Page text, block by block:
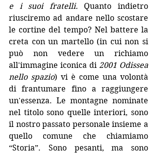
e i suoi fratelli. Quanto indietro
riusciremo ad andare nello scostare
le cortine del tempo? Nel battere la
creta con un martello (in cui non si
può non vedere un richiamo
all'immagine iconica di 2001 Odissea
nello spazio) vi è come una volontà
di frantumare fino a raggiungere
un'essenza. Le montagne nominate
nel titolo sono quelle interiori, sono
il nostro passato personale insieme a
quello comune che chiamiamo
“Storia”. Sono pesanti, ma sono